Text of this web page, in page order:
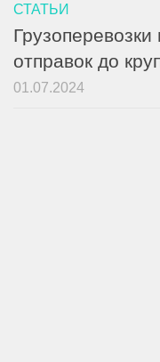
СТАТЬИ
отправок до
01.07.2024